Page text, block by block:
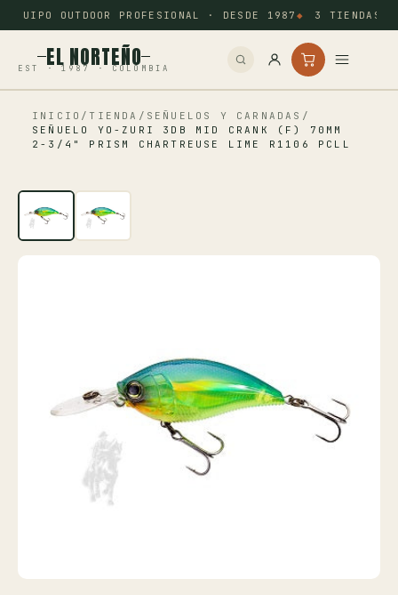
EQUIPO OUTDOOR PROFESIONAL · DESDE 1987 3 TIENDAS:
EL NORTEÑO
EST · 1987 · COLOMBIA
Inicio
Camping
Tiro Deportivo
Ver toda la tienda →
Contáctanos
INICIO / TIENDA / SEÑUELOS Y CARNADAS /
SEÑUELO YO-ZURI 3DB MID CRANK (F) 70MM
2-3/4" PRISM CHARTREUSE LIME R1106 PCLL